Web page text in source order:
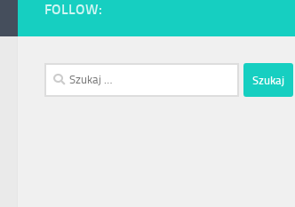
FOLLOW:
Szukaj: